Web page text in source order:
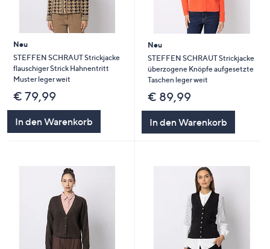
Neu
STEFFEN SCHRAUT Strickjacke
flauschiger Strick Hahnentritt
Muster leger weit
€ 79,99
In den Warenkorb
Neu
STEFFEN SCHRAUT Strickjacke
überzogene Knöpfe aufgesetzte
Taschen leger weit
€ 89,99
In den Warenkorb